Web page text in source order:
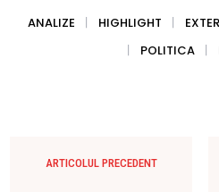
ANALIZE HIGHLIGHT
POLITICA
ARTICOLUL PRECEDENT